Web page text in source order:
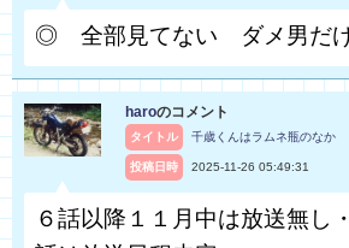
◎ 全部見てない ダメ男だけ
haroのコメント
タイトル 千歳くんはラムネ瓶のなか
投稿日時 2025-11-26 05:49:31
６話以降１１月中は放送無し